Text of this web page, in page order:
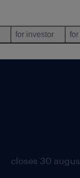
for investor
closes 30